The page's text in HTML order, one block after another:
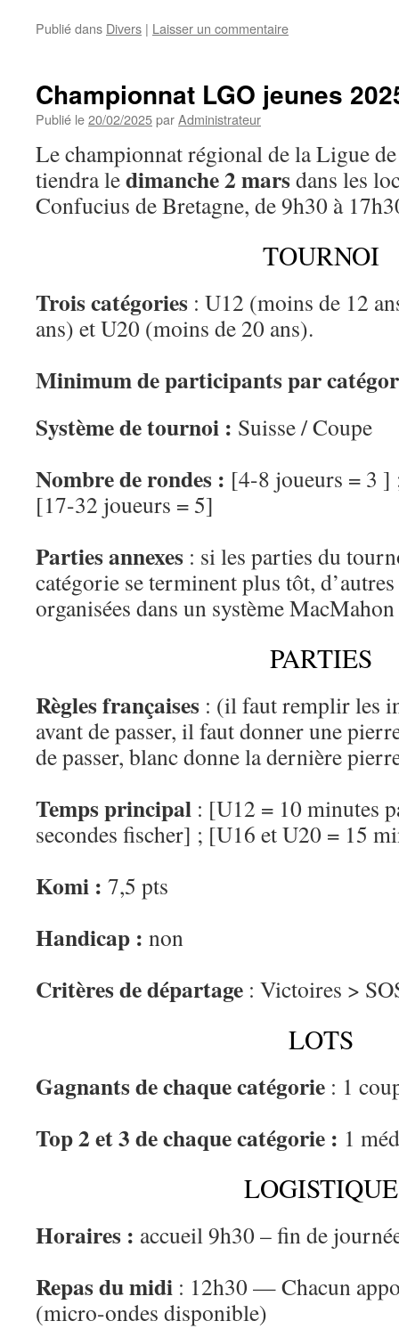
Publié dans Divers | Laisser un commentaire
Championnat LGO jeunes
Publié le20/02/2025parAdministrateur
Le championnat régional de la Ligue de
tiendra ledimanche 2 marsdans les
Confucius de Bretagne, de 9h30 à
TOURNOI
Trois catégories : U12 (moins de 12
ans) et U20 (moins de 20 ans).
Minimum de participants par
Système de tournoi : Suisse / Coupe
Nombre de rondes : [4-8 joueurs = 3
[17-32 joueurs = 5]
Parties annexes : si les parties du
catégorie se terminent plus tôt,
organisées dans un système
PARTIES
Règles françaises : (il faut remplir les
avant de passer, il faut donner une
de passer, blanc donne la dernière
Temps principal : [U12 = 10 minutes
secondes fischer] ; [U16 et U20 = 15
Komi : 7,5 pts
Handicap : non
Critères de départage : Victoires >
LOTS
Gagnants de chaque catégorie : 1
Top 2 et 3 de chaque catégorie : 1
LOGISTIQUE
Horaires : accueil 9h30 – fin de
Repas du midi : 12h30 — Chacun
(micro-ondes disponible)